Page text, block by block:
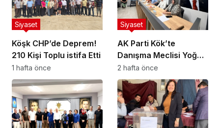
Köşk CHP’de Deprem!
210 Kişi Toplu istifa Etti
Siyaset
1 hafta önce
AK Parti Kök’te
Danışma Meclisi Yoğun
Katılım İle Gerçekleşti
Siyaset
2 hafta önce